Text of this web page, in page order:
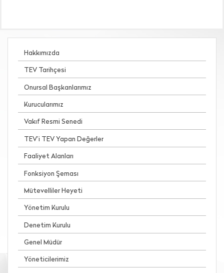
Hakkımızda
TEV Tarihçesi
Onursal Başkanlarımız
Kurucularımız
Vakıf Resmi Senedi
TEV’i TEV Yapan Değerler
Faaliyet Alanları
Fonksiyon Şeması
Mütevelliler Heyeti
Yönetim Kurulu
Denetim Kurulu
Genel Müdür
Yöneticilerimiz